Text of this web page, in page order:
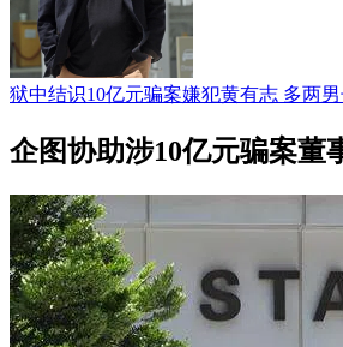
狱中结识10亿元骗案嫌犯黄有志 多两
企图协助涉10亿元骗案董